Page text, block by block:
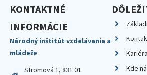
KONTAKTNÉ
INFORMÁCIE
Národný inštitút vzdelávania a
mládeže
Stromová 1, 831 01
Kariéra
Kde